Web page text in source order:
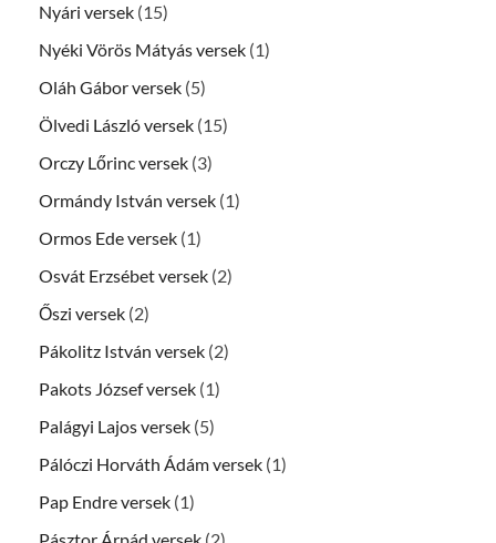
Nyári versek (15)
Nyéki Vörös Mátyás versek (1)
Oláh Gábor versek (5)
Ölvedi László versek (15)
Orczy Lőrinc versek (3)
Ormándy István versek (1)
Ormos Ede versek (1)
Osvát Erzsébet versek (2)
Őszi versek (2)
Pákolitz István versek (2)
Pakots József versek (1)
Palágyi Lajos versek (5)
Pálóczi Horváth Ádám versek (1)
Pap Endre versek (1)